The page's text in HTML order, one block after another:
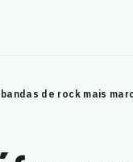
de rock mais